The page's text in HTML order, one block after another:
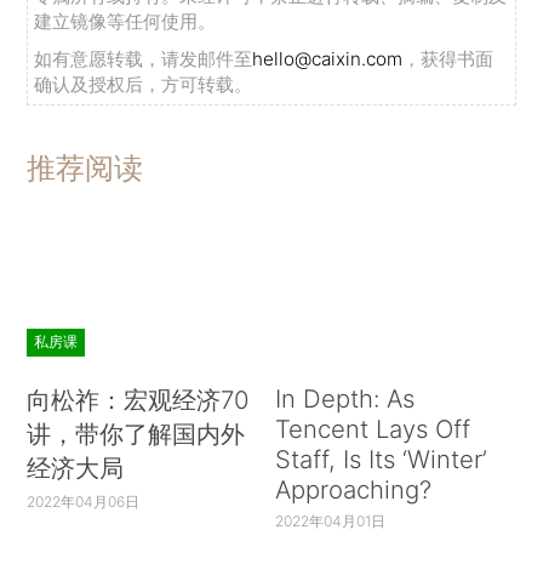
建立镜像等任何使用。
如有意愿转载，请发邮件至hello@caixin.com ，获得书面
确认及授权后，方可转载。
推荐阅读
私房课
向松祚：宏观经济70
讲，带你了解国内外
经济大局
2022年04月06日
In Depth: As
Tencent Lays Off
Staff, Is Its ‘Winter’
Approaching?
2022年04月01日